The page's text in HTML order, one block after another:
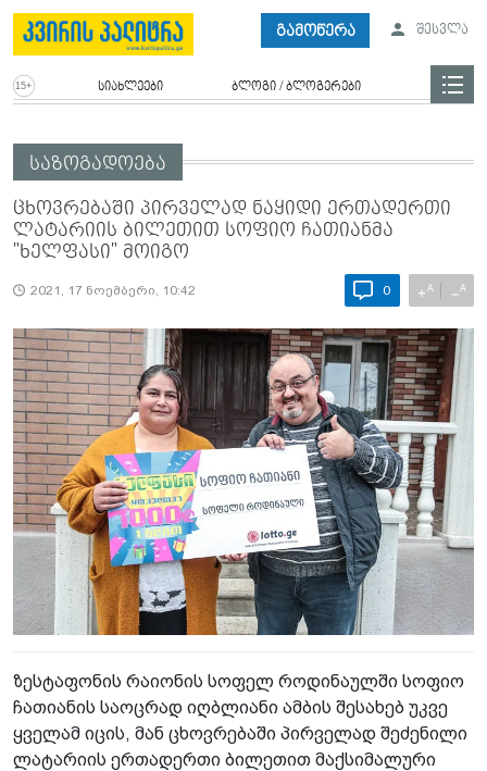
გამოწერა შესვლა
სიახლეები ბლოგი / ბლოგერები
საზოგადოება
ცხოვრებაში პირველად ნაყიდი ერთადერთი
ლატარიის ბილეთით სოფიო ჩათიანმა
"ხელფასი" მოიგო
2021, 17 ნოემბერი, 10:42 0 +A −A
ზესტაფონის რაიონის სოფელ როდინაულში სოფიო
ჩათიანის საოცრად იღბლიანი ამბის შესახებ უკვე
ყველამ იცის, მან ცხოვრებაში პირველად შეძენილი
ლატარიის ერთადერთი ბილეთით მაქსიმალური